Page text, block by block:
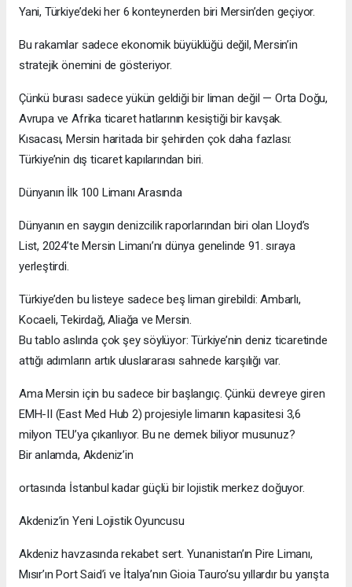
Yani, Türkiye’deki her 6 konteynerden biri Mersin’den geçiyor.
Bu rakamlar sadece ekonomik büyüklüğü değil, Mersin’in
stratejik önemini de gösteriyor.
Çünkü burası sadece yükün geldiği bir liman değil — Orta Doğu,
Avrupa ve Afrika ticaret hatlarının kesiştiği bir kavşak.
Kısacası, Mersin haritada bir şehirden çok daha fazlası:
Türkiye’nin dış ticaret kapılarından biri.
Dünyanın İlk 100 Limanı Arasında
Dünyanın en saygın denizcilik raporlarından biri olan Lloyd’s
List, 2024’te Mersin Limanı’nı dünya genelinde 91. sıraya
yerleştirdi.
Türkiye’den bu listeye sadece beş liman girebildi: Ambarlı,
Kocaeli, Tekirdağ, Aliağa ve Mersin.
Bu tablo aslında çok şey söylüyor: Türkiye’nin deniz ticaretinde
attığı adımların artık uluslararası sahnede karşılığı var.
Ama Mersin için bu sadece bir başlangıç. Çünkü devreye giren
EMH-II (East Med Hub 2) projesiyle limanın kapasitesi 3,6
milyon TEU’ya çıkarılıyor. Bu ne demek biliyor musunuz?
Bir anlamda, Akdeniz’in
ortasında İstanbul kadar güçlü bir lojistik merkez doğuyor.
Akdeniz’in Yeni Lojistik Oyuncusu
Akdeniz havzasında rekabet sert. Yunanistan’ın Pire Limanı,
Mısır’ın Port Said’i ve İtalya’nın Gioia Tauro’su yıllardır bu yarışta